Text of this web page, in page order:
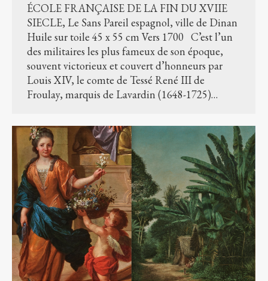
ÉCOLE FRANÇAISE DE LA FIN DU XVIIE
SIECLE, Le Sans Pareil espagnol, ville de Dinan
Huile sur toile 45 x 55 cm Vers 1700 C’est l’un
des militaires les plus fameux de son époque,
souvent victorieux et couvert d’honneurs par
Louis XIV, le comte de Tessé René III de
Froulay, marquis de Lavardin (1648-1725)…